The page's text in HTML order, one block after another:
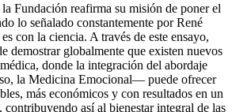
Fundación reafirma su misión de poner el
lo señalado constantemente por René
con la ciencia. A través de este ensayo,
demostrar globalmente que existen nuevos
donde la integración del abordaje
la Medicina Emocional— puede ofrecer
más económicos y con resultados en un
contribuyendo así al bienestar integral de las